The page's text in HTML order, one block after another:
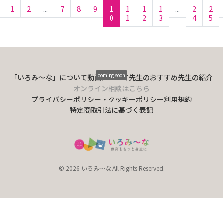
1 2 ... 7 8 9
1
0
1
1
1
2
1
3
...
2
4
2
5
「いろみ〜な」について動画について先生のおすすめ先生の紹介
オンライン相談はこちら
coming soon
プライバシーポリシー・クッキーポリシー利用規約
特定商取引法に基づく表記
© 2026 いろみ～な All Rights Reserved.